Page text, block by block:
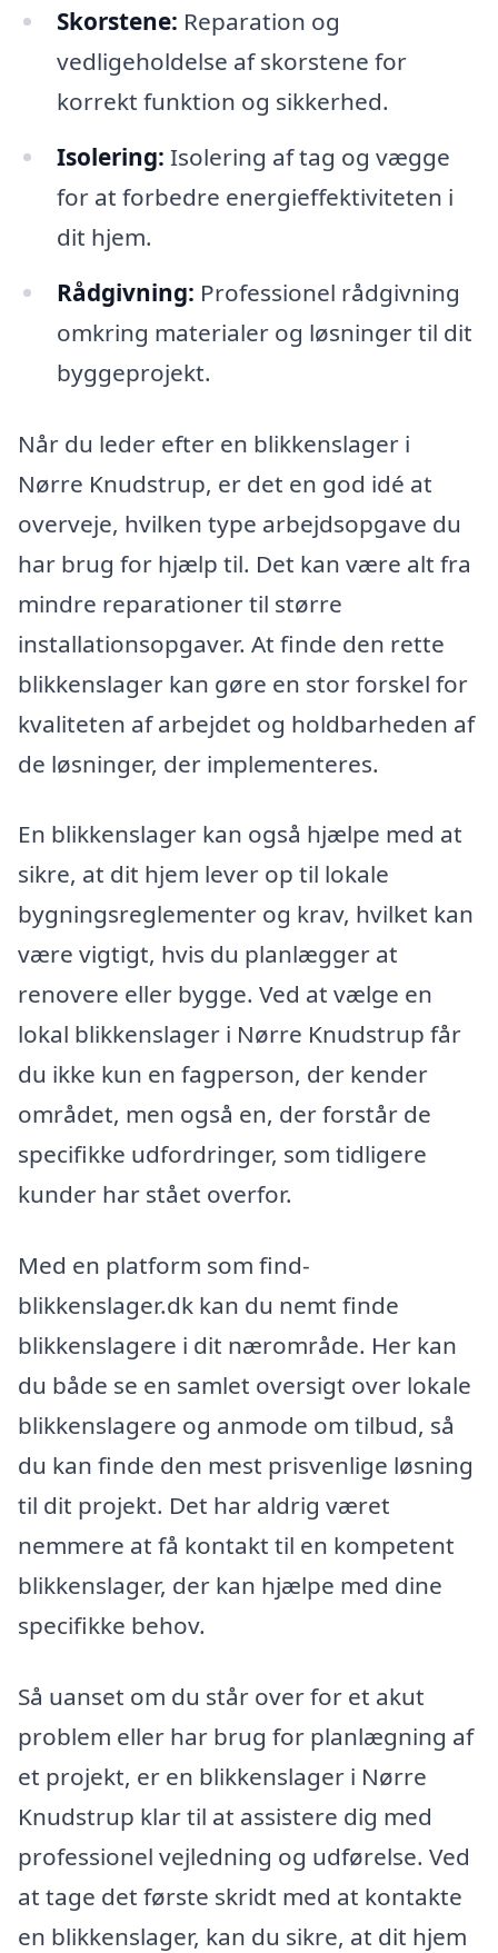
Skorstene: Reparation og
vedligeholdelse af skorstene for
korrekt funktion og sikkerhed.
Isolering: Isolering af tag og vægge
for at forbedre energieffektiviteten i
dit hjem.
Rådgivning: Professionel rådgivning
omkring materialer og løsninger til dit
byggeprojekt.
Når du leder efter en blikkenslager i
Nørre Knudstrup, er det en god idé at
overveje, hvilken type arbejdsopgave du
har brug for hjælp til. Det kan være alt fra
mindre reparationer til større
installationsopgaver. At finde den rette
blikkenslager kan gøre en stor forskel for
kvaliteten af arbejdet og holdbarheden af
de løsninger, der implementeres.
En blikkenslager kan også hjælpe med at
sikre, at dit hjem lever op til lokale
bygningsreglementer og krav, hvilket kan
være vigtigt, hvis du planlægger at
renovere eller bygge. Ved at vælge en
lokal blikkenslager i Nørre Knudstrup får
du ikke kun en fagperson, der kender
området, men også en, der forstår de
specifikke udfordringer, som tidligere
kunder har stået overfor.
Med en platform som find-
blikkenslager.dk kan du nemt finde
blikkenslagere i dit nærområde. Her kan
du både se en samlet oversigt over lokale
blikkenslagere og anmode om tilbud, så
du kan finde den mest prisvenlige løsning
til dit projekt. Det har aldrig været
nemmere at få kontakt til en kompetent
blikkenslager, der kan hjælpe med dine
specifikke behov.
Så uanset om du står over for et akut
problem eller har brug for planlægning af
et projekt, er en blikkenslager i Nørre
Knudstrup klar til at assistere dig med
professionel vejledning og udførelse. Ved
at tage det første skridt med at kontakte
en blikkenslager, kan du sikre, at dit hjem